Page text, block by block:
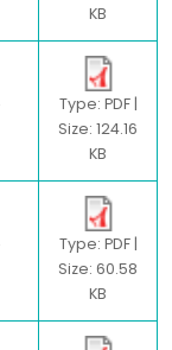
KB
Type: PDF |
Size: 124.16
KB
Type: PDF |
Size: 60.58
KB